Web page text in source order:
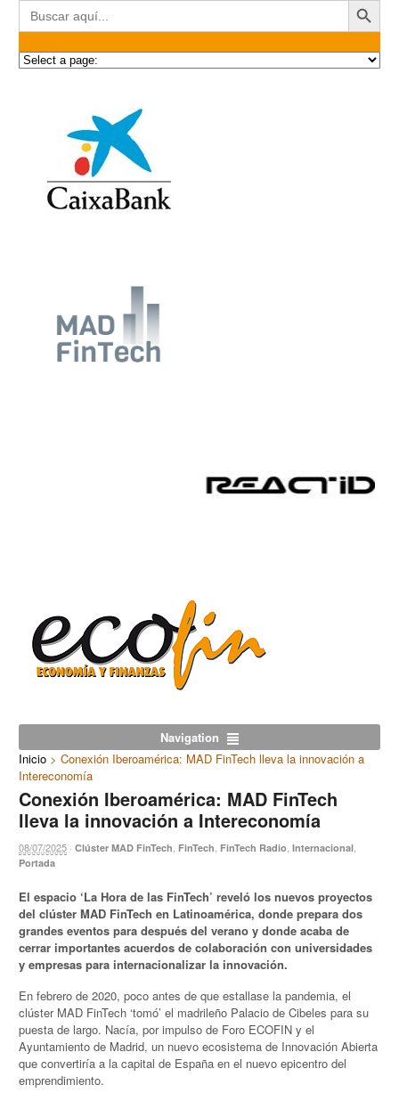
Buscar:
Navigation
Inicio > Conexión Iberoamérica: MAD FinTech lleva la innovación a
Intereconomía
Conexión Iberoamérica: MAD FinTech
lleva la innovación a Intereconomía
08/07/2025 ·Clúster MAD FinTech, FinTech, FinTech Radio,Internacional,
Portada
El espacio ‘La Hora de las FinTech’ reveló los nuevos proyectos
del clúster MAD FinTech en Latinoamérica, donde prepara dos
grandes eventos para después del verano y donde acaba de
cerrar importantes acuerdos de colaboración con universidades
y empresas para internacionalizar la innovación.
En febrero de 2020, poco antes de que estallase la pandemia, el
clúster MAD FinTech ‘tomó’ el madrileño Palacio de Cibeles para su
puesta de largo. Nacía, por impulso de Foro ECOFIN y el
Ayuntamiento de Madrid, un nuevo ecosistema de Innovación Abierta
que convertiría a la capital de España en el nuevo epicentro del
emprendimiento.